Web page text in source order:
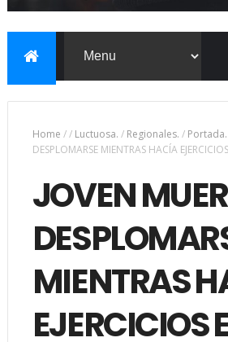
Home // Luctuosa. / Regionales. / Portada.
DESPLOMARSE MIENTRAS HACÍA
JOVEN
MIENTRAS
EJERCICIOS